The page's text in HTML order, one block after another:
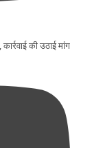
की उठाई मांग